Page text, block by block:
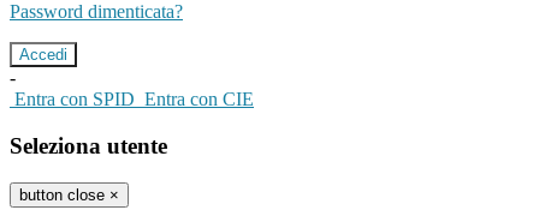
Password dimenticata?
-
Entra con SPID Entra con CIE
Seleziona utente
button close ×